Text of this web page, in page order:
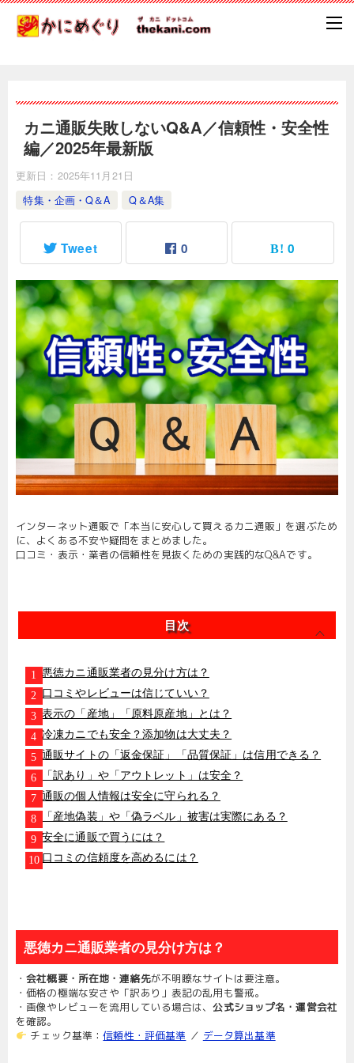
カニ通販失敗しないQ&A／信頼性・安全性
編／2025年最新版
更新日： 2025年11月21日
特集・企画・Q＆A
Q＆A集
Tweet 0 0
インターネット通販で「本当に安心して買えるカニ通販」を選ぶため
に、よくある不安や疑問をまとめました。
口コミ・表示・業者の信頼性を見抜くための実践的なQ&Aです。
目次
悪徳カニ通販業者の見分け方は？
口コミやレビューは信じていい？
表示の「産地」「原料原産地」とは？
冷凍カニでも安全？添加物は大丈夫？
通販サイトの「返金保証」「品質保証」は信用できる？
「訳あり」や「アウトレット」は安全？
通販の個人情報は安全に守られる？
「産地偽装」や「偽ラベル」被害は実際にある？
安全に通販で買うには？
口コミの信頼度を高めるには？
悪徳カニ通販業者の見分け方は？
・会社概要・所在地・連絡先が不明瞭なサイトは要注意。
・価格の極端な安さや「訳あり」表記の乱用も警戒。
・画像やレビューを流用している場合は、公式ショップ名・運営会社
を確認。
チェック基準：信頼性・評価基準 ／ データ算出基準